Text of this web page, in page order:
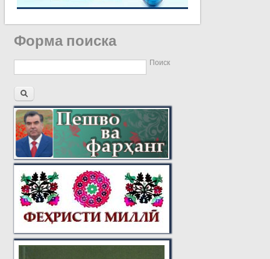
Форма поиска
Поиск